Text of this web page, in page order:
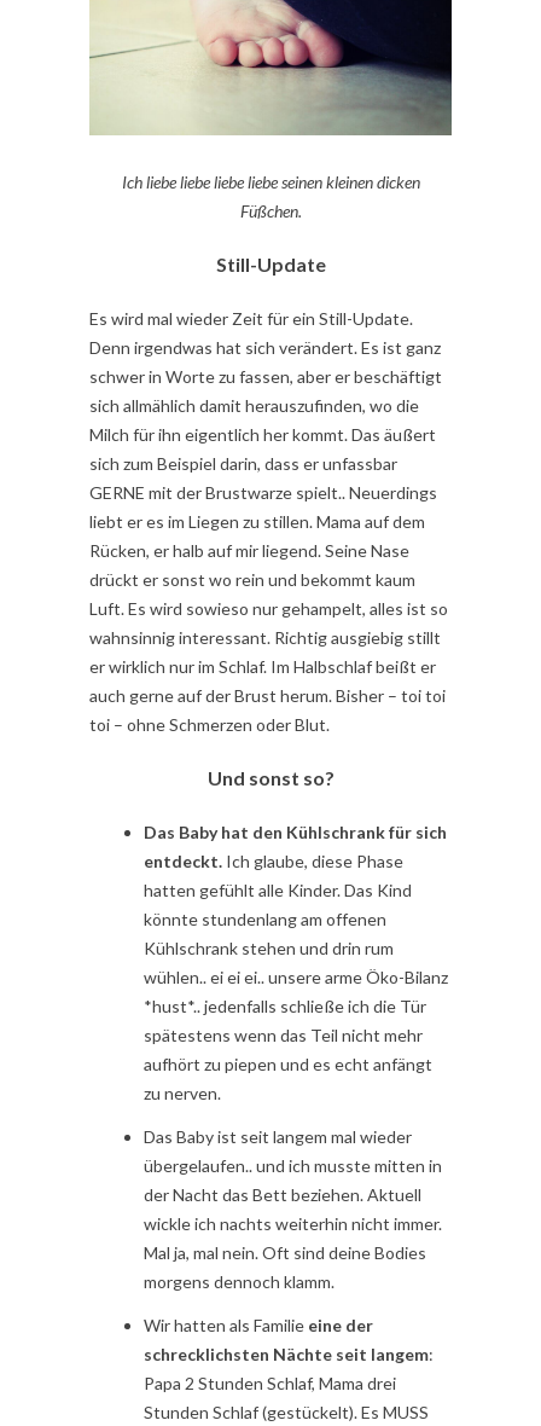
Ich liebe liebe liebe liebe seinen kleinen dicken
Füßchen.
Still-Update
Es wird mal wieder Zeit für ein Still-Update.
Denn irgendwas hat sich verändert. Es ist ganz
schwer in Worte zu fassen, aber er beschäftigt
sich allmählich damit herauszufinden, wo die
Milch für ihn eigentlich her kommt. Das äußert
sich zum Beispiel darin, dass er unfassbar
GERNE mit der Brustwarze spielt.. Neuerdings
liebt er es im Liegen zu stillen. Mama auf dem
Rücken, er halb auf mir liegend. Seine Nase
drückt er sonst wo rein und bekommt kaum
Luft. Es wird sowieso nur gehampelt, alles ist so
wahnsinnig interessant. Richtig ausgiebig stillt
er wirklich nur im Schlaf. Im Halbschlaf beißt er
auch gerne auf der Brust herum. Bisher – toi toi
toi – ohne Schmerzen oder Blut.
Und sonst so?
Das Baby hat den Kühlschrank für sich
entdeckt. Ich glaube, diese Phase
hatten gefühlt alle Kinder. Das Kind
könnte stundenlang am offenen
Kühlschrank stehen und drin rum
wühlen.. ei ei ei.. unsere arme Öko-Bilanz
*hust*.. jedenfalls schließe ich die Tür
spätestens wenn das Teil nicht mehr
aufhört zu piepen und es echt anfängt
zu nerven.
Das Baby ist seit langem mal wieder
übergelaufen.. und ich musste mitten in
der Nacht das Bett beziehen. Aktuell
wickle ich nachts weiterhin nicht immer.
Mal ja, mal nein. Oft sind deine Bodies
morgens dennoch klamm.
Wir hatten als Familie eine der
schrecklichsten Nächte seit langem:
Papa 2 Stunden Schlaf, Mama drei
Stunden Schlaf (gestückelt). Es MUSS